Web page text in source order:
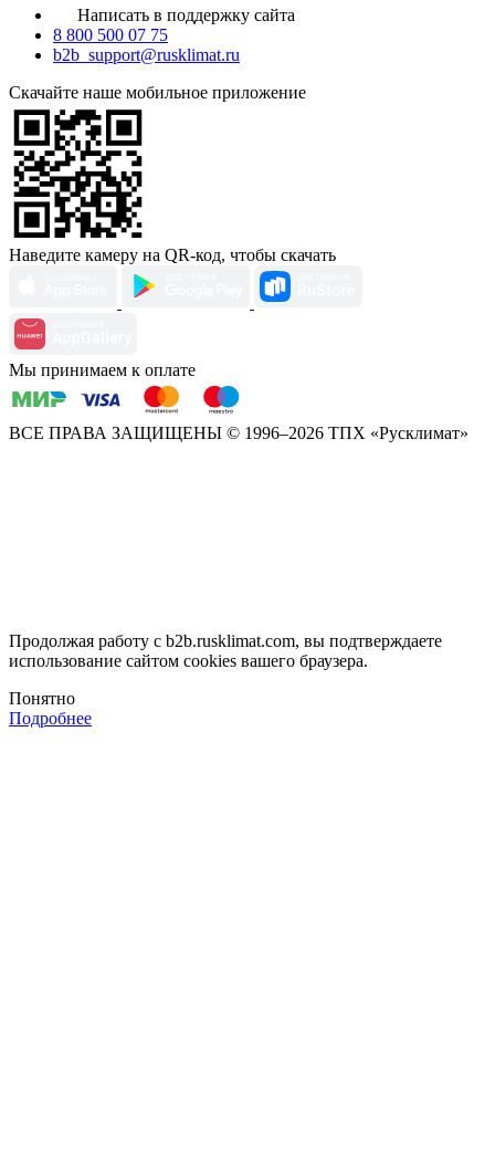
Написать в поддержку сайта
8 800 500 07 75
b2b_support@rusklimat.ru
Скачайте наше мобильное приложение
Наведите камеру на QR-код, чтобы скачать
Мы принимаем к оплате
ВСЕ ПРАВА ЗАЩИЩЕНЫ © 1996–2026 ТПХ «Русклимат»
Продолжая работу с b2b.rusklimat.com, вы подтверждаете
использование сайтом cookies вашего браузера.
Понятно
Подробнее